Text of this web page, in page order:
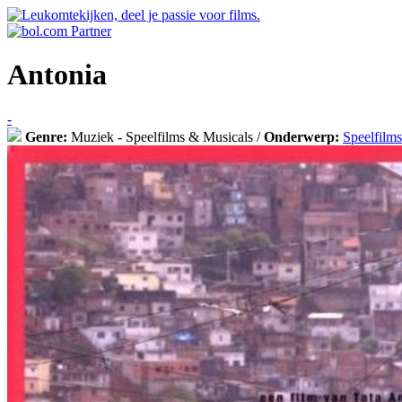
Antonia
-
Genre: Muziek - Speelfilms & Musicals /Onderwerp: Speelfilms